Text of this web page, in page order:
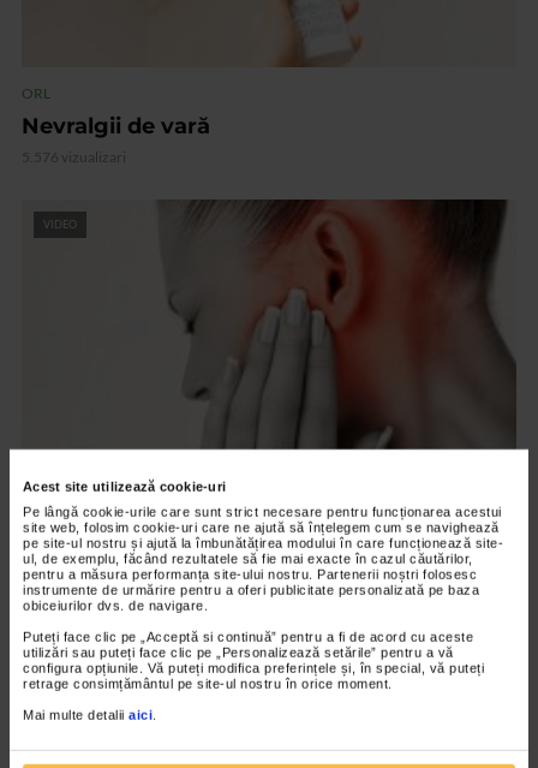
Acest site utilizează cookie-uri
Pe lângă cookie-urile care sunt strict necesare pentru funcționarea acestui
site web, folosim cookie-uri care ne ajută să înțelegem cum se navighează
pe site-ul nostru și ajută la îmbunătățirea modului în care funcționează site-
ul, de exemplu, făcând rezultatele să fie mai exacte în cazul căutărilor,
pentru a măsura performanța site-ului nostru. Partenerii noștri folosesc
instrumente de urmărire pentru a oferi publicitate personalizată pe baza
obiceiurilor dvs. de navigare.
Puteți face clic pe „Acceptă si continuă” pentru a fi de acord cu aceste
utilizări sau puteți face clic pe „Personalizează setările” pentru a vă
configura opțiunile. Vă puteți modifica preferințele și, în special, vă puteți
retrage consimțământul pe site-ul nostru în orice moment.
Mai multe detalii aici
ORL
Nevralgii de vară
5.576 vizualizari
VIDEO
ORL
Afecțiuni ORL de vară: otite, faringite,
sinuzite
5.777 vizualizari
VIDEO